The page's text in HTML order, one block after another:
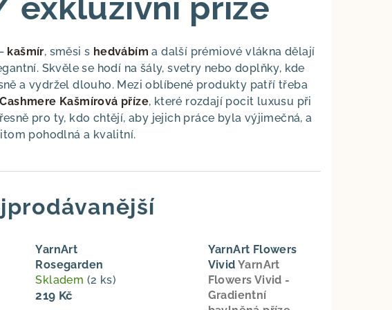
kašmír, směsi s hedvábím a další prémiové vlákna dělají
Skvěle se hodí na šály, svetry nebo doplňky, kde
a vydržel dlouho. Mezi oblíbené produkty patří třeba
Kašmírová příze, které rozdají pocit luxusu při
pro ty, kdo chtějí, aby jejich práce byla výjimečná, a
pohodlná a kvalitní.
YarnArt
Rosegarden
Skladem (2 ks)
219 Kč
YarnArt Flowers
VividYarnArt
Flowers Vivid -
Gradientní